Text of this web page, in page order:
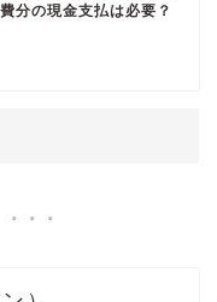
分の現金支払は必要？